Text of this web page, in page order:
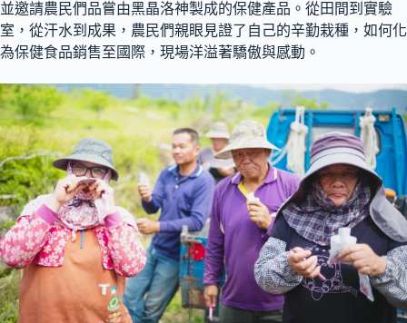
並邀請農民們品嘗由黑晶洛神製成的保健產品。從田間到實驗
室，從汗水到成果，農民們親眼見證了自己的辛勤栽種，如何化
為保健食品銷售至國際，現場洋溢著驕傲與感動。